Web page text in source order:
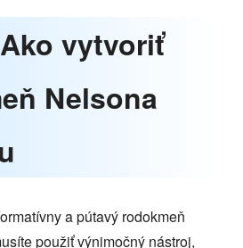
vytvoriť
Nelsona
a pútavý rodokmeň
použiť výnimočný nástroj,